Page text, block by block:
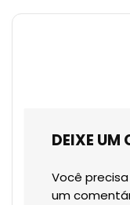
DEIXE UM
Você
um